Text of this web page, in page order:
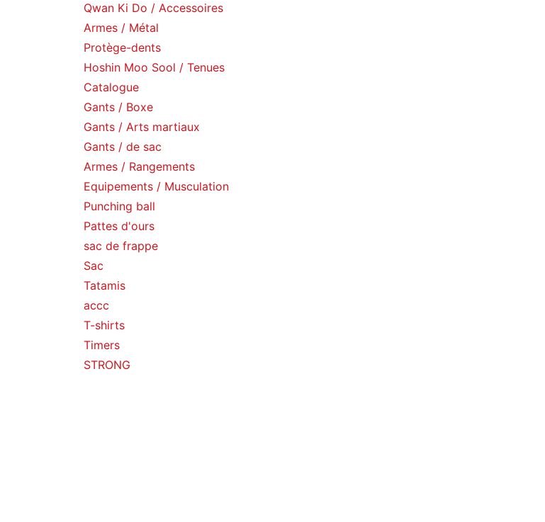
Qwan Ki Do / Accessoires
Armes / Métal
Protège-dents
Hoshin Moo Sool / Tenues
Catalogue
Gants / Boxe
Gants / Arts martiaux
Gants / de sac
Armes / Rangements
Equipements / Musculation
Punching ball
Pattes d'ours
sac de frappe
Sac
Tatamis
accc
T-shirts
Timers
STRONG